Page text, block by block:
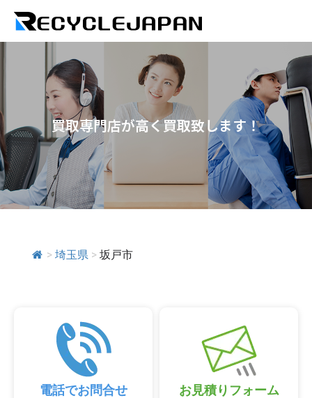
買取専門店が高く買取致します！
> 埼玉県 > 坂戸市
電話でお問合せ お見積りフォーム